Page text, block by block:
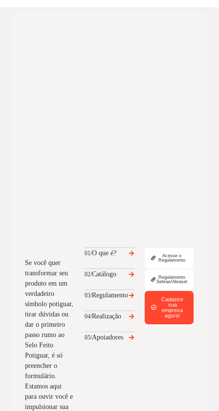
Se você quer
transformar seu
produto em um
verdadeiro
símbolo potiguar,
tirar dúvidas ou
dar o primeiro
passo rumo ao
Selo Feito
Potiguar, é só
preencher o
formulário.
Estamos aqui
para ouvir você e
impulsionar sua
01/O que é?
02/Catálogo
03/Regulamento
04/Realização
05/Apoiadores
Acesse o
Regulamento
Regulamento
Sebrae/Abrasel
Cadastre
sua
empresa
agora!